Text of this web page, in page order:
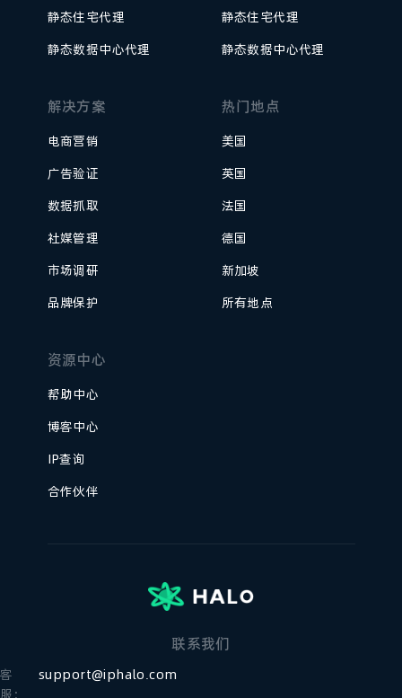
静态住宅代理
静态数据中心代理
静态住宅代理
静态数据中心代理
解决方案
电商营销
广告验证
数据抓取
社媒管理
市场调研
品牌保护
热门地点
美国
英国
法国
德国
新加坡
所有地点
资源中心
帮助中心
博客中心
IP查询
合作伙伴
联系我们
客
服：
support@iphalo.com